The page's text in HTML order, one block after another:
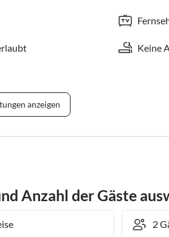
Keine
anzeigen
Anzahl der Gäste